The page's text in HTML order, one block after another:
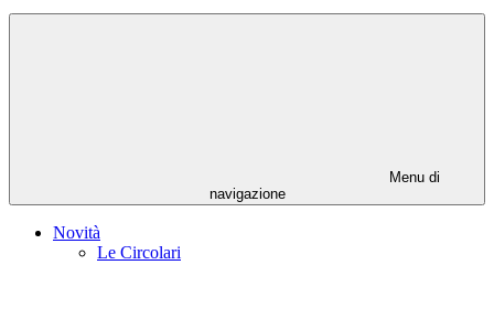
Menu di
navigazione
Novità
Le Circolari